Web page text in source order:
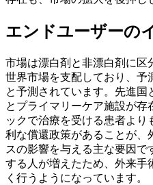
エンドユーザーの
市場は漂白剤と非漂白剤に区
世界市場を支配しており、予
と予測されています。先進
とプライマリーケア施設が
ックで治療を受ける患者よ
利な償還政策があることが、
スの影響を与える主な要因
する人が増えたため、外来手
く行うようになっています。